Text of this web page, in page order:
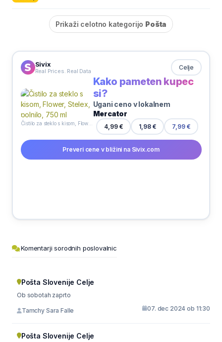
Prikaži celotno kategorijo Pošta
Sivix
Real Prices. Real Data Celje
Kako pameten kupec
si?
Ugani ceno v lokalnem
Mercator
4,99 € 1,98 € 7,99 €
Preveri cene v bližini na Sivix.com
Komentarji sorodnih poslovalnic
Pošta Slovenije Celje
Ob sobotah zaprto
Tamchy Sara Falle 07. dec 2024 ob 11:30
Pošta Slovenije Celje